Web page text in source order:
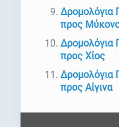
Δρομολόγια
προς
Δρομολόγια
προς Χίος
Δρομολόγια
προς Αίγινα